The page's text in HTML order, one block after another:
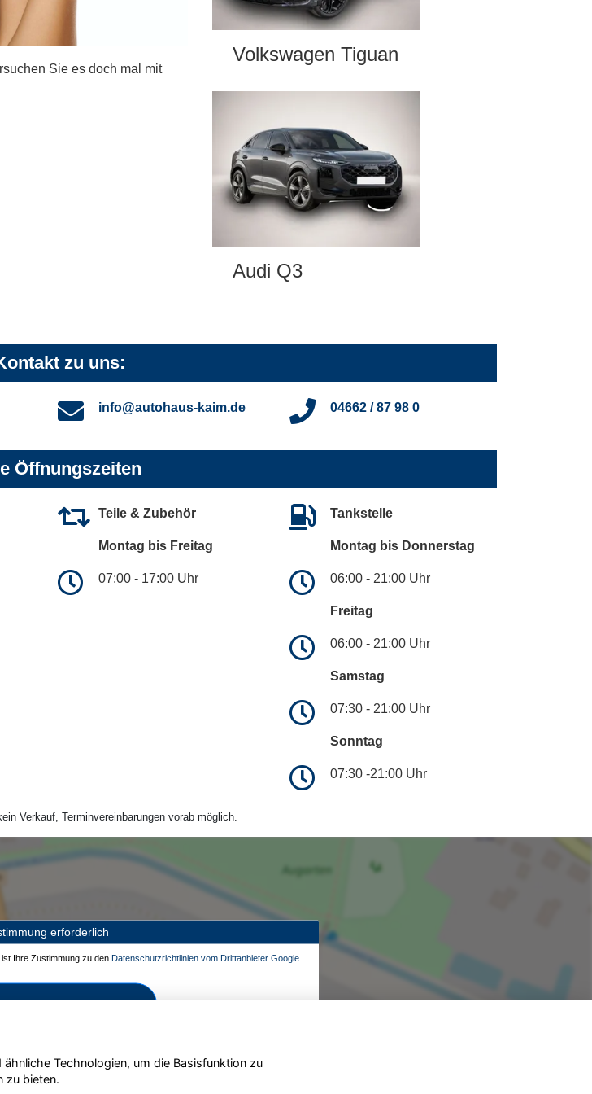
Sie es doch mal mit
Volkswagen Tiguan
Audi Q3
zu uns:
info@autohaus-kaim.de 04662 / 87 98 0
Öffnungszeiten
Teile & Zubehör
Montag bis Freitag
07:00 - 17:00 Uhr
Tankstelle
Montag bis Donnerstag
06:00 - 21:00 Uhr
Freitag
06:00 - 21:00 Uhr
Samstag
07:30 - 21:00 Uhr
Sonntag
07:30 -21:00 Uhr
Verkauf, Terminvereinbarungen vorab möglich.
erforderlich
Ihre Zustimmung zu den Datenschutzrichtlinien vom Drittanbieter Google
und aktivieren
Technologien, um die Basisfunktion zu
zu bieten.